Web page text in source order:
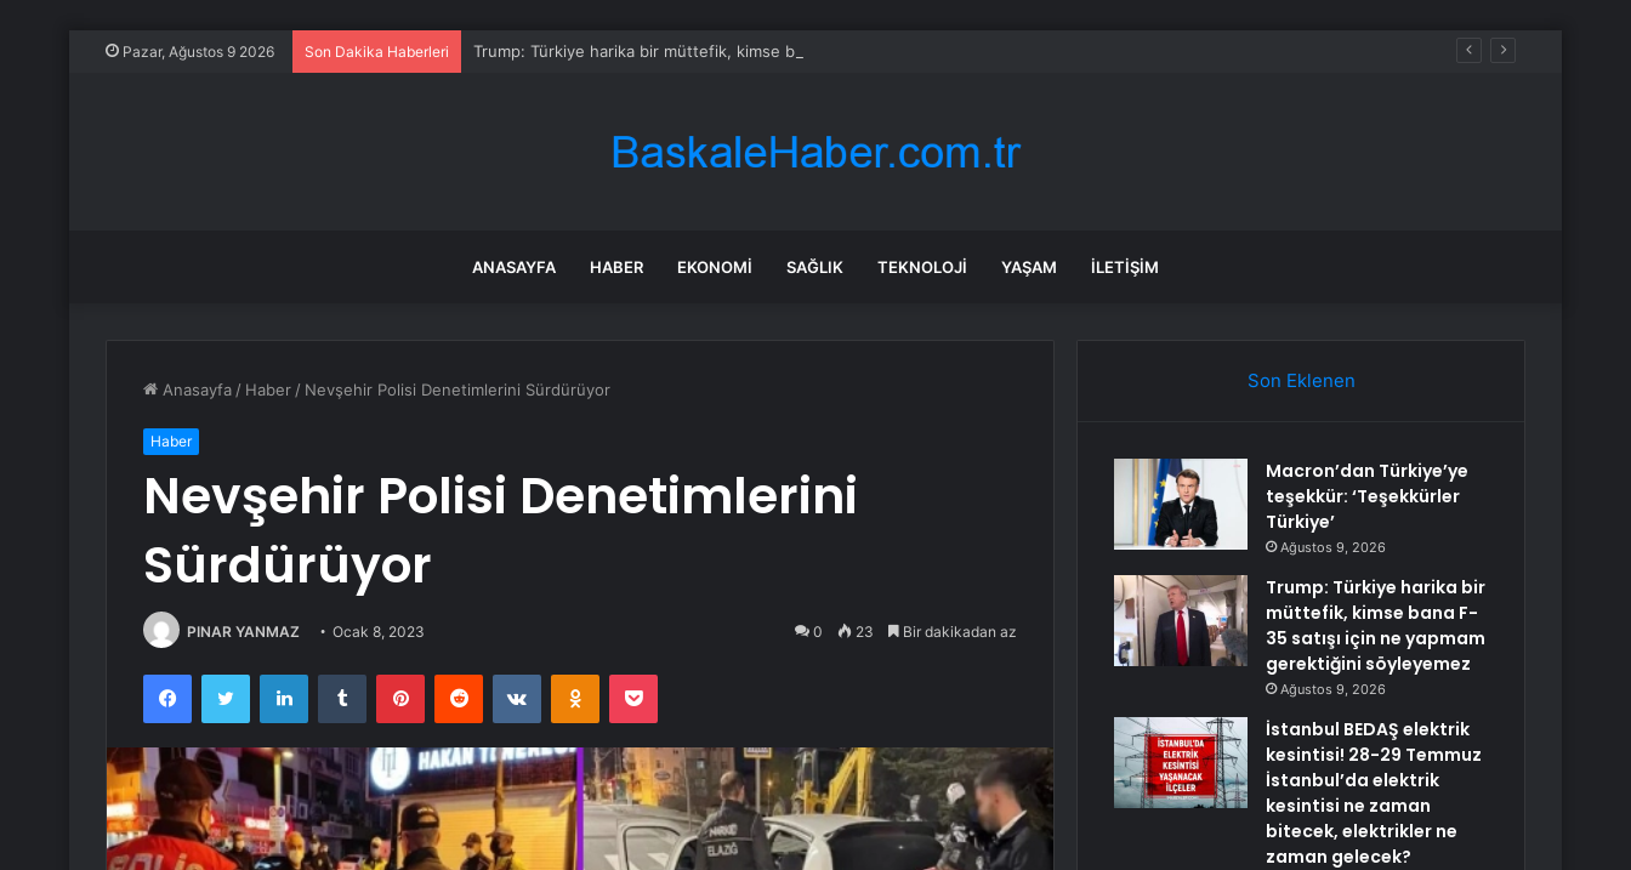
Pazar, Ağustos 9 2026 Son Dakika Haberleri Trump: Türkiye harika bir müttefik, kimse bana F-35 satışı için ne yapmam gerektiğini söyleyemez
ANASAYFA HABER EKONOMI SAĞLIK TEKNOLOJI YAŞAM İLETIŞIM
Anasayfa / Haber / Nevşehir Polisi Denetimlerini Sürdürüyor
Haber
Nevşehir Polisi Denetimlerini
Sürdürüyor
PINAR YANMAZ Ocak 8, 2023 0 23 Bir dakikadan az
FacebookTwitter LinkedInTumblr PinterestReddit VKontakteOdnoklassniki
Pocket
Son Eklenen
Macron’dan Türkiye’ye
teşekkür: ‘Teşekkürler
Türkiye’
Ağustos 9, 2026
Trump: Türkiye harika bir
müttefik, kimse bana F-
35 satışı için ne yapmam
gerektiğini söyleyemez
Ağustos 9, 2026
İstanbul BEDAŞ elektrik
kesintisi! 28-29 Temmuz
İstanbul’da elektrik
kesintisi ne zaman
bitecek, elektrikler ne
zaman gelecek?